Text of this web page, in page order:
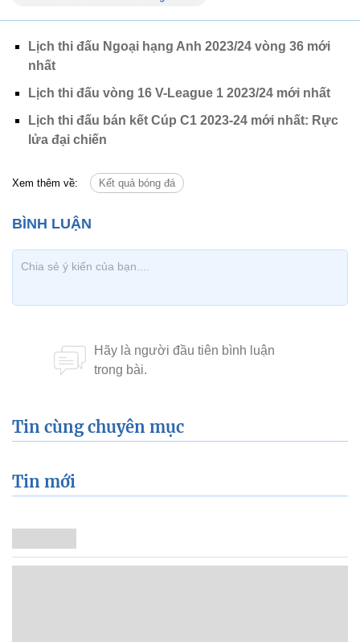
Lịch thi đấu Ngoại hạng Anh 2023/24 vòng 36 mới
nhất
Lịch thi đấu vòng 16 V-League 1 2023/24 mới nhất
Lịch thi đấu bán kết Cúp C1 2023-24 mới nhất: Rực
lửa đại chiến
Xem thêm về: Kết quả bóng đá
Tin cùng chuyên mục
Tin mới